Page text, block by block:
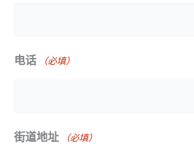
电话 （必填）
街道地址 （必填）